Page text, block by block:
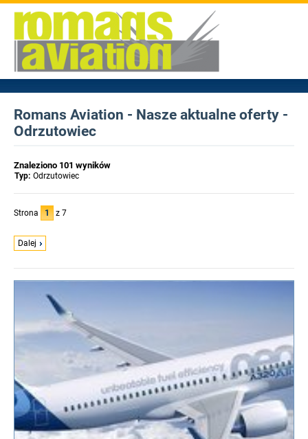
Romans Aviation - Nasze aktualne oferty -
Odrzutowiec
Znaleziono 101 wyników
Typ: Odrzutowiec
Strona 1 z 7
Dalej